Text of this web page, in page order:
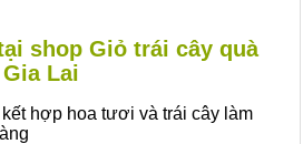
shop Giỏ trái cây quà
Lai
hợp hoa tươi và trái cây làm